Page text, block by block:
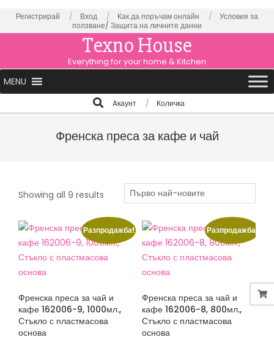
to
Регистрирай Вход Как да поръчам онлайн
Условия за
ползване/ Защита на личните данни
Texno House
Everything for your home & Kitchen
Primary
Navigation
MENU
Search
Aкаунт Количка
Френска преса за кафе и чай
Showing all 9 results Sorted
latest
Разпродажба!
Френска преса за чай и
кафе 162006-9, 1000мл.,
Стъкло с пластмасова
основа
Разпродажба!
Френска преса за чай и
кафе 162006-8, 800мл.,
Стъкло с пластмасова
основа